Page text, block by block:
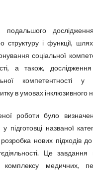
подальшого
і функції,
соціальної
а також,
компетентності
в умовах інклюзивного
роботи було
підготовці названої
розробка нових підходів
Це
медичних,